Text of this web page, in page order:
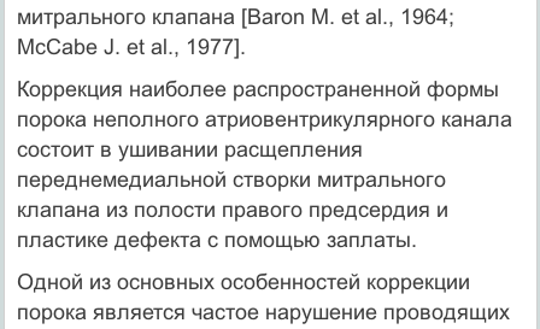
митрального клапана [Baron M. et al., 1964;
McCabe J. et al., 1977].
Коррекция наиболее распространенной формы
порока неполного атриовентрикулярного канала
состоит в ушивании расщепления
переднемедиальной створки митрального
клапана из полости правого предсердия и
пластике дефекта с помощью заплаты.
Одной из основных особенностей коррекции
порока является частое нарушение проводящих